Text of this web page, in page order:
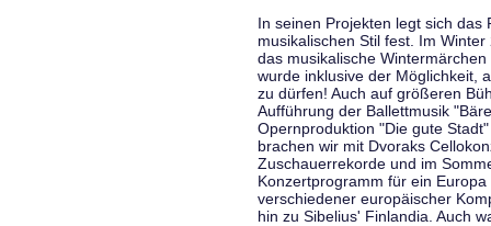
In seinen Projekten legt sich das
musikalischen Stil fest. Im
das musikalische
wurde inklusive der Möglichkeit,
zu dürfen! Auch auf größeren
Aufführung der Ballettmusik
Opernproduktion "Die gute
brachen wir mit Dvoraks
Zuschauerrekorde und im
Konzertprogramm für ein
verschiedener europäischer
hin zu Sibelius' Finlandia. Auch